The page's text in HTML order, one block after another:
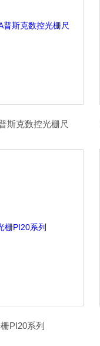
斯克数控光栅尺
PI20系列